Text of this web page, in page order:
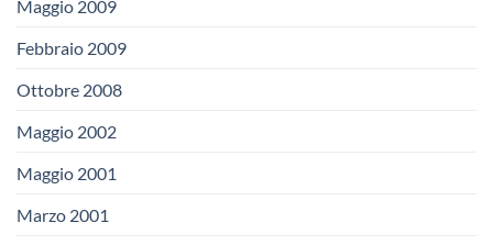
Maggio 2009
Febbraio 2009
Ottobre 2008
Maggio 2002
Maggio 2001
Marzo 2001